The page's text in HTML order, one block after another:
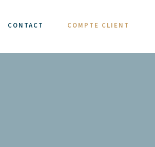
CONTACT COMPTE CLIENT